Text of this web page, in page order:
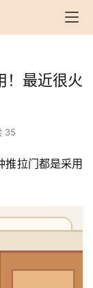
！最近很火
35
推拉门都是采用